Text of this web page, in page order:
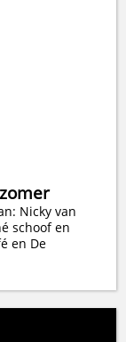
Nicky van
schoof en
en De